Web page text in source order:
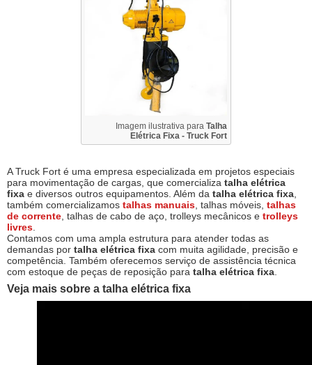
Imagem ilustrativa para Talha
Elétrica Fixa - Truck Fort
A Truck Fort é uma empresa especializada em projetos especiais
para movimentação de cargas, que comercializa talha elétrica
fixa e diversos outros equipamentos. Além da talha elétrica fixa,
também comercializamos talhas manuais, talhas móveis, talhas
de corrente, talhas de cabo de aço, trolleys mecânicos e trolleys
livres.
Contamos com uma ampla estrutura para atender todas as
demandas por talha elétrica fixa com muita agilidade, precisão e
competência. Também oferecemos serviço de assistência técnica
com estoque de peças de reposição para talha elétrica fixa.
Veja mais sobre a talha elétrica fixa